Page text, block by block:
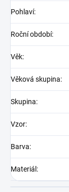
Pohlaví:
Roční období:
Věk:
Věková skupina:
Skupina:
Vzor:
Barva:
Materiál :